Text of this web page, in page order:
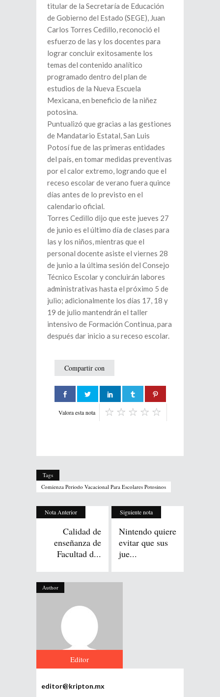
titular de la Secretaría de Educación
de Gobierno del Estado (SEGE), Juan
Carlos Torres Cedillo, reconoció el
esfuerzo de las y los docentes para
lograr concluir exitosamente los
temas del contenido analítico
programado dentro del plan de
estudios de la Nueva Escuela
Mexicana, en beneficio de la niñez
potosina.
Puntualizó que gracias a las gestiones
de Mandatario Estatal, San Luis
Potosí fue de las primeras entidades
del país, en tomar medidas preventivas
por el calor extremo, logrando que el
receso escolar de verano fuera quince
días antes de lo previsto en el
calendario oficial.
Torres Cedillo dijo que este jueves 27
de junio es el último día de clases para
las y los niños, mientras que el
personal docente asiste el viernes 28
de junio a la última sesión del Consejo
Técnico Escolar y concluirán labores
administrativas hasta el próximo 5 de
julio; adicionalmente los días 17, 18 y
19 de julio mantendrán el taller
intensivo de Formación Continua, para
después dar inicio a su receso escolar.
Compartir con
Valora esta nota
Tags
Comienza Periodo Vacacional Para Escolares Potosinos
Nota Anterior
Calidad de
enseñanza de
Facultad d...
Siguiente nota
Nintendo quiere
evitar que sus
jue...
Author
Editor
editor@kripton.mx